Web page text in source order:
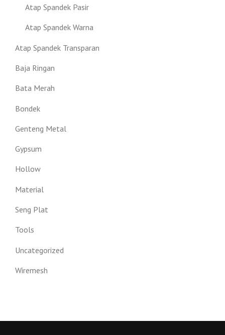
Atap Spandek Pasir
Atap Spandek Warna
Atap Spandek Transparan
Baja Ringan
Bata Merah
Bondek
Genteng Metal
Gypsum
Hollow
Material
Seng Plat
Tools
Uncategorized
Wiremesh